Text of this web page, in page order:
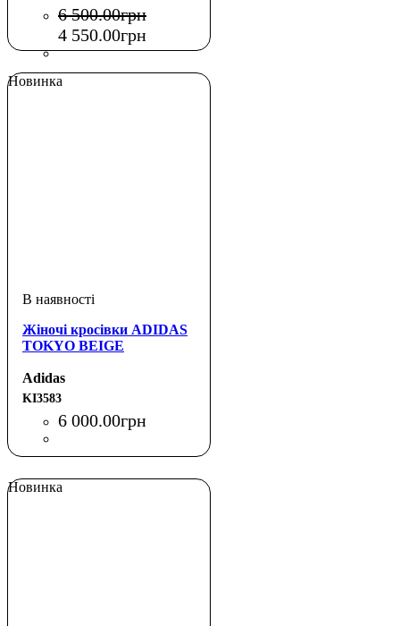
6 500.00грн
4 550.00грн
Новинка
Жіночі кросівки ADIDAS
TOKYO BEIGE
Adidas
KI3583
6 000.00грн
Новинка